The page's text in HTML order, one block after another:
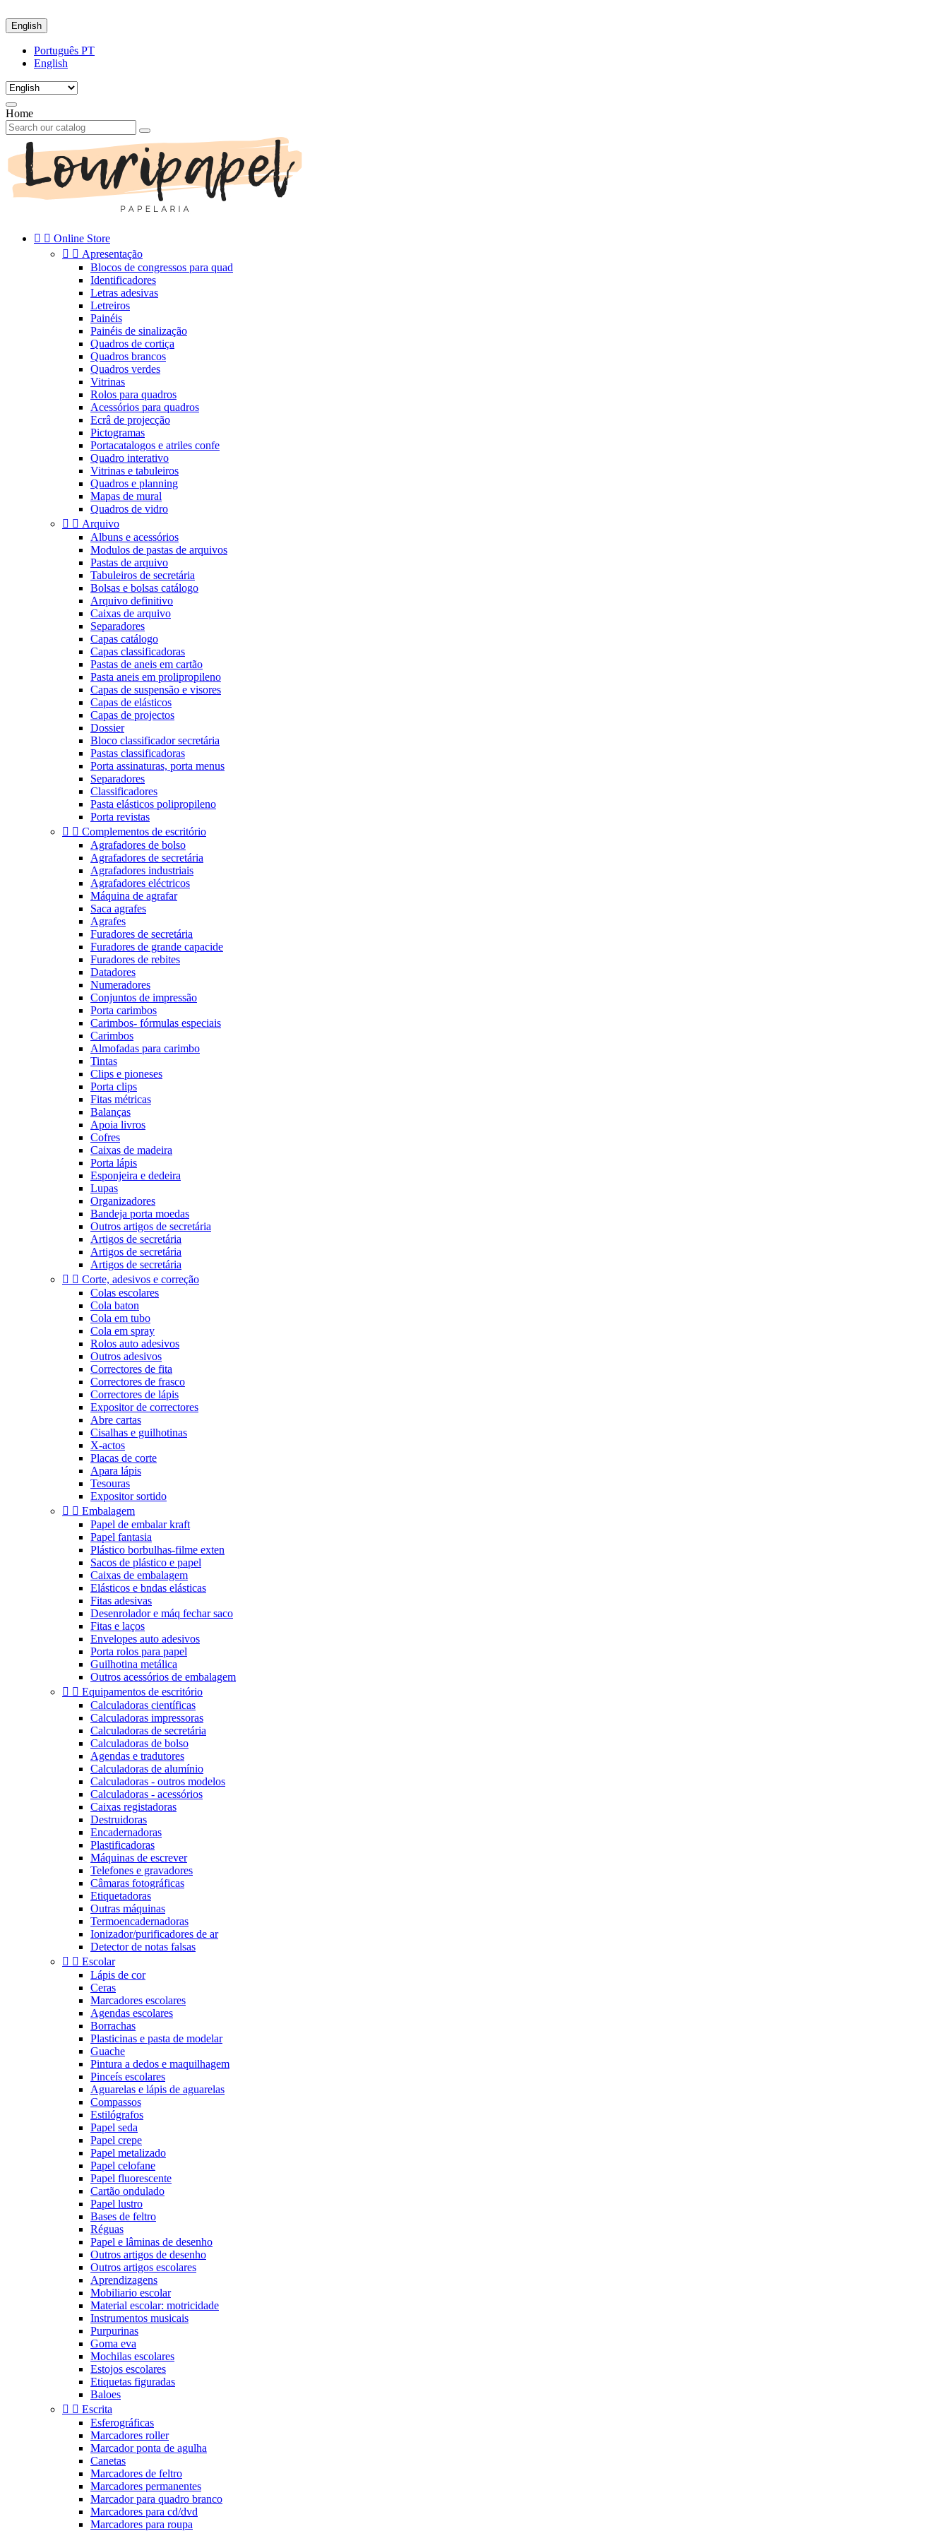
English
Português PT
English
Home
  Online Store
  Apresentação
Blocos de congressos para quad
Identificadores
Letras adesivas
Letreiros
Painéis
Painéis de sinalização
Quadros de cortiça
Quadros brancos
Quadros verdes
Vitrinas
Rolos para quadros
Acessórios para quadros
Ecrâ de projecção
Pictogramas
Portacatalogos e atriles confe
Quadro interativo
Vitrinas e tabuleiros
Quadros e planning
Mapas de mural
Quadros de vidro
  Arquivo
Albuns e acessórios
Modulos de pastas de arquivos
Pastas de arquivo
Tabuleiros de secretária
Bolsas e bolsas catálogo
Arquivo definitivo
Caixas de arquivo
Separadores
Capas catálogo
Capas classificadoras
Pastas de aneis em cartão
Pasta aneis em prolipropileno
Capas de suspensão e visores
Capas de elásticos
Capas de projectos
Dossier
Bloco classificador secretária
Pastas classificadoras
Porta assinaturas, porta menus
Separadores
Classificadores
Pasta elásticos polipropileno
Porta revistas
  Complementos de escritório
Agrafadores de bolso
Agrafadores de secretária
Agrafadores industriais
Agrafadores eléctricos
Máquina de agrafar
Saca agrafes
Agrafes
Furadores de secretária
Furadores de grande capacide
Furadores de rebites
Datadores
Numeradores
Conjuntos de impressão
Porta carimbos
Carimbos- fórmulas especiais
Carimbos
Almofadas para carimbo
Tintas
Clips e pioneses
Porta clips
Fitas métricas
Balanças
Apoia livros
Cofres
Caixas de madeira
Porta lápis
Esponjeira e dedeira
Lupas
Organizadores
Bandeja porta moedas
Outros artigos de secretária
Artigos de secretária
Artigos de secretária
Artigos de secretária
  Corte, adesivos e correção
Colas escolares
Cola baton
Cola em tubo
Cola em spray
Rolos auto adesivos
Outros adesivos
Correctores de fita
Correctores de frasco
Correctores de lápis
Expositor de correctores
Abre cartas
Cisalhas e guilhotinas
X-actos
Placas de corte
Apara lápis
Tesouras
Expositor sortido
  Embalagem
Papel de embalar kraft
Papel fantasia
Plástico borbulhas-filme exten
Sacos de plástico e papel
Caixas de embalagem
Elásticos e bndas elásticas
Fitas adesivas
Desenrolador e máq fechar saco
Fitas e laços
Envelopes auto adesivos
Porta rolos para papel
Guilhotina metálica
Outros acessórios de embalagem
  Equipamentos de escritório
Calculadoras científicas
Calculadoras impressoras
Calculadoras de secretária
Calculadoras de bolso
Agendas e tradutores
Calculadoras de alumínio
Calculadoras - outros modelos
Calculadoras - acessórios
Caixas registadoras
Destruidoras
Encadernadoras
Plastificadoras
Máquinas de escrever
Telefones e gravadores
Câmaras fotográficas
Etiquetadoras
Outras máquinas
Termoencadernadoras
Ionizador/purificadores de ar
Detector de notas falsas
  Escolar
Lápis de cor
Ceras
Marcadores escolares
Agendas escolares
Borrachas
Plasticinas e pasta de modelar
Guache
Pintura a dedos e maquilhagem
Pinceís escolares
Aguarelas e lápis de aguarelas
Compassos
Estilógrafos
Papel seda
Papel crepe
Papel metalizado
Papel celofane
Papel fluorescente
Cartão ondulado
Papel lustro
Bases de feltro
Réguas
Papel e lâminas de desenho
Outros artigos de desenho
Outros artigos escolares
Aprendizagens
Mobiliario escolar
Material escolar: motricidade
Instrumentos musicais
Purpurinas
Goma eva
Mochilas escolares
Estojos escolares
Etiquetas figuradas
Baloes
  Escrita
Esferográficas
Marcadores roller
Marcador ponta de agulha
Canetas
Marcadores de feltro
Marcadores permanentes
Marcador para quadro branco
Marcadores para cd/dvd
Marcadores para roupa